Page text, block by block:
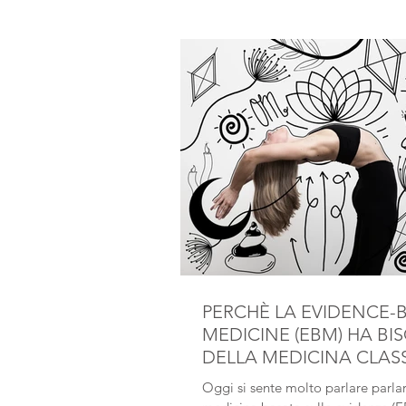
PERCHÈ LA EVIDENCE-
MEDICINE (EBM) HA
DELLA MEDICINA
CINESE
Oggi si sente molto parlare